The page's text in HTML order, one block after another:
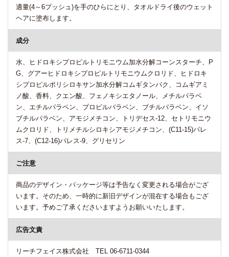
適量(4～6プッシュ)を手のひらにとり、タオルドライ後のウェット
ヘアに塗布します。
成分
水、ヒドロキシプロピルトリモニウム加水分解コーンスターチ、P
G、グアーヒドロキシプロピルトリモニウムクロリド、ヒドロキ
シプロピルポリシロキサン加水分解コムギタンパク、コムギアミ
ノ酸、香料、クエン酸、フェノキシエタノール、メチルパラベ
ン、エチルパラベン、プロピルパラベン、ブチルパラベン、イソ
ブチルパラベン、アモジメチコン、トリデセス-12、セトリモニウ
ムクロリド、トリメチルシロキシアモジメチコン、(C11-15)パレ
ス-7、(C12-16)パレス-9、グリセリン
ご注意
商品のデザイン・パッケージ等は予告なく変更される場合がござ
います。そのため、一時的に新旧デザインが混在する場合もござ
います。予めご了承くださいますようお願いいたします。
広告文責
リーチフェイス株式会社 TEL 06-6711-0344